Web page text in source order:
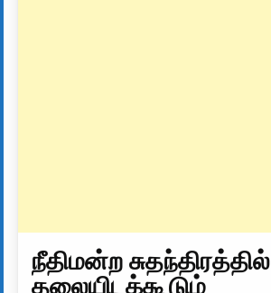
நீதிமன்ற சுதந்திரத்தில்
தலையிடக்கூடும்